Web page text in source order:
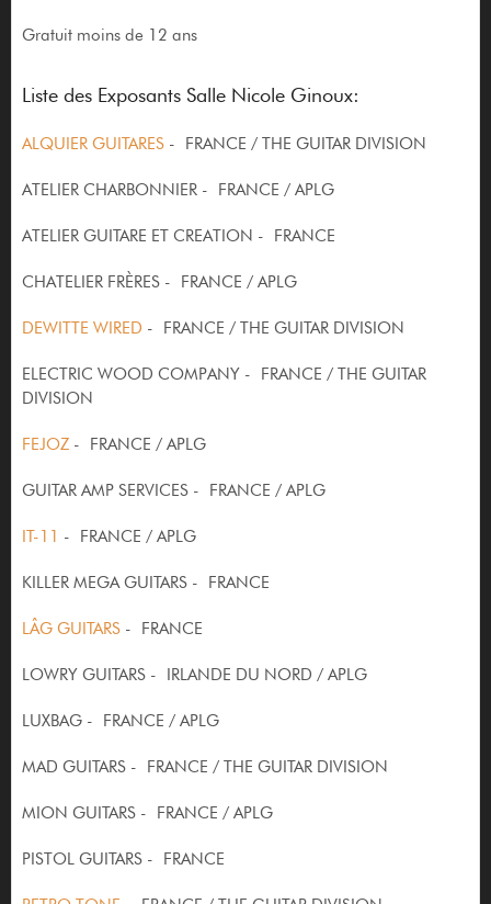
Gratuit moins de 12 ans
Liste des Exposants Salle Nicole Ginoux:
ALQUIER GUITARES- FRANCE / THE GUITAR DIVISION
ATELIER CHARBONNIER - FRANCE / APLG
ATELIER GUITARE ET CREATION - FRANCE
CHATELIER FRÈRES - FRANCE / APLG
DEWITTE WIRED - FRANCE / THE GUITAR DIVISION
ELECTRIC WOOD COMPANY - FRANCE / THE GUITAR
DIVISION
FEJOZ- FRANCE / APLG
GUITAR AMP SERVICES - FRANCE / APLG
IT-11 - FRANCE / APLG
KILLER MEGA GUITARS - FRANCE
LÂG GUITARS- FRANCE
LOWRY GUITARS - IRLANDE DU NORD / APLG
LUXBAG - FRANCE / APLG
MAD GUITARS - FRANCE / THE GUITAR DIVISION
MION GUITARS - FRANCE / APLG
PISTOL GUITARS - FRANCE